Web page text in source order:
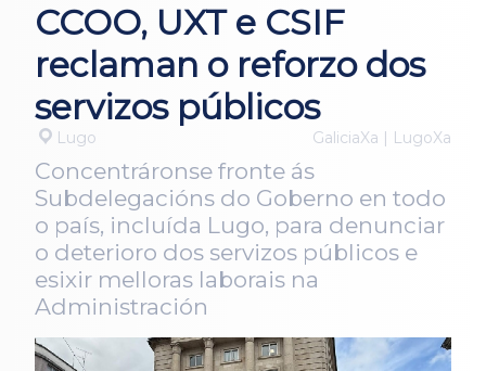
CCOO, UXT e CSIF
reclaman o reforzo dos
servizos públicos
Lugo GaliciaXa | LugoXa
Concentráronse fronte ás
Subdelegacións do Goberno en todo
o país, incluída Lugo, para denunciar
o deterioro dos servizos públicos e
esixir melloras laborais na
Administración